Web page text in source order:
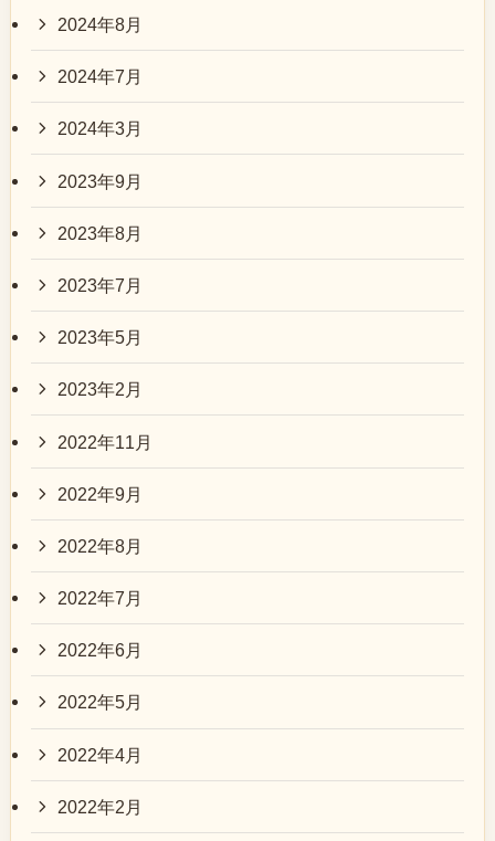
2024年8月
2024年7月
2024年3月
2023年9月
2023年8月
2023年7月
2023年5月
2023年2月
2022年11月
2022年9月
2022年8月
2022年7月
2022年6月
2022年5月
2022年4月
2022年2月